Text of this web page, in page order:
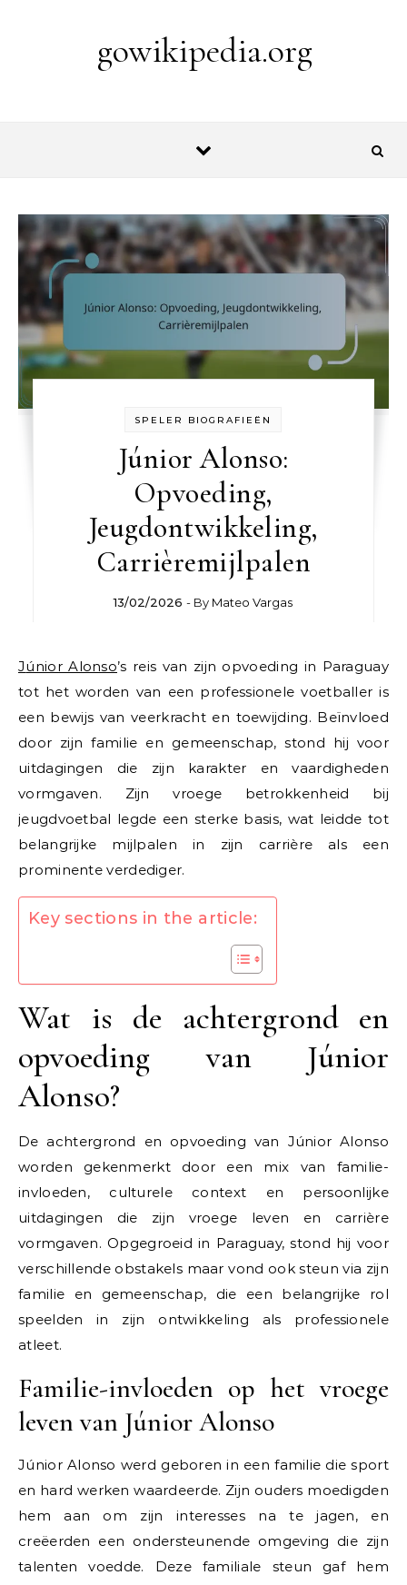
gowikipedia.org
SPELER BIOGRAFIEËN
Júnior Alonso:
Opvoeding,
Jeugdontwikkeling,
Carrièremijlpalen
13/02/2026 - By Mateo Vargas
Júnior Alonso’s reis van zijn opvoeding in Paraguay
tot het worden van een professionele voetballer is
een bewijs van veerkracht en toewijding. Beïnvloed
door zijn familie en gemeenschap, stond hij voor
uitdagingen die zijn karakter en vaardigheden
vormgaven. Zijn vroege betrokkenheid bij
jeugdvoetbal legde een sterke basis, wat leidde tot
belangrijke mijlpalen in zijn carrière als een
prominente verdediger.
Key sections in the article:
Wat is de achtergrond en
opvoeding van Júnior
Alonso?
De achtergrond en opvoeding van Júnior Alonso
worden gekenmerkt door een mix van familie-
invloeden, culturele context en persoonlijke
uitdagingen die zijn vroege leven en carrière
vormgaven. Opgegroeid in Paraguay, stond hij voor
verschillende obstakels maar vond ook steun via zijn
familie en gemeenschap, die een belangrijke rol
speelden in zijn ontwikkeling als professionele
atleet.
Familie-invloeden op het vroege
leven van Júnior Alonso
Júnior Alonso werd geboren in een familie die sport
en hard werken waardeerde. Zijn ouders moedigden
hem aan om zijn interesses na te jagen, en
creëerden een ondersteunende omgeving die zijn
talenten voedde. Deze familiale steun gaf hem